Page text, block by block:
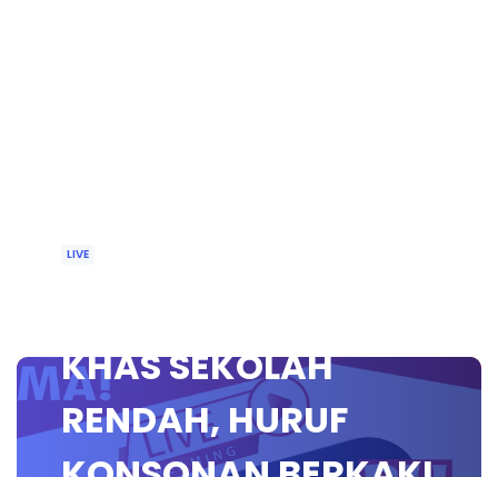
LIVE
KHAS SEKOLAH
RENDAH, HURUF